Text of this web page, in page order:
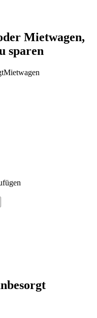
Mietwagen,
sparen
Mietwagen